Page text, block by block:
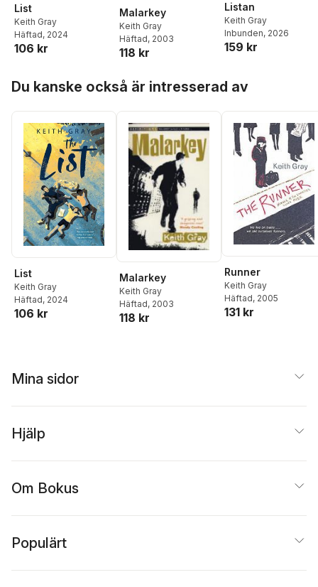
List
Keith Gray
Häftad, 2024
106 kr
Malarkey
Keith Gray
Häftad, 2003
118 kr
Listan
Keith Gray
Inbunden, 2026
159 kr
Du kanske också är intresserad av
List
Keith Gray
Häftad, 2024
106 kr
Malarkey
Keith Gray
Häftad, 2003
118 kr
Runner
Keith Gray
Häftad, 2005
131 kr
Mina sidor
Hjälp
Om Bokus
Populärt